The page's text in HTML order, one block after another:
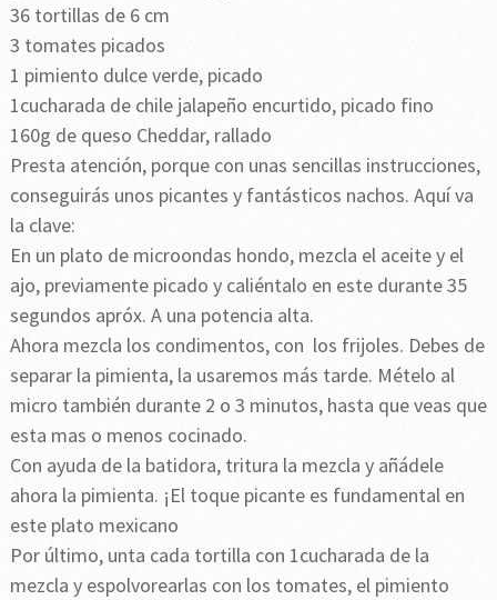
36 tortillas de 6 cm
3 tomates picados
1 pimiento dulce verde, picado
1cucharada de chile jalapeño encurtido, picado fino
160g de queso Cheddar, rallado
Presta atención, porque con unas sencillas instrucciones,
conseguirás unos picantes y fantásticos nachos. Aquí va
la clave:
En un plato de microondas hondo, mezcla el aceite y el
ajo, previamente picado y caliéntalo en este durante 35
segundos apróx. A una potencia alta.
Ahora mezcla los condimentos, con los frijoles. Debes de
separar la pimienta, la usaremos más tarde. Mételo al
micro también durante 2 o 3 minutos, hasta que veas que
esta mas o menos cocinado.
Con ayuda de la batidora, tritura la mezcla y añádele
ahora la pimienta. ¡El toque picante es fundamental en
este plato mexicano
Por último, unta cada tortilla con 1cucharada de la
mezcla y espolvorearlas con los tomates, el pimiento